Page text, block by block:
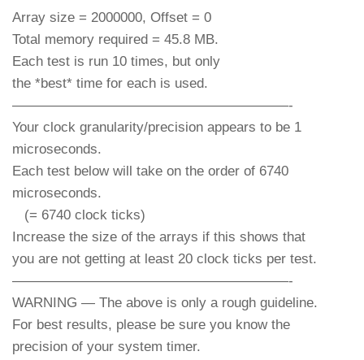
Array size = 2000000, Offset = 0
Total memory required = 45.8 MB.
Each test is run 10 times, but only
the *best* time for each is used.
————————————————————-
Your clock granularity/precision appears to be 1
microseconds.
Each test below will take on the order of 6740
microseconds.
(= 6740 clock ticks)
Increase the size of the arrays if this shows that
you are not getting at least 20 clock ticks per test.
————————————————————-
WARNING — The above is only a rough guideline.
For best results, please be sure you know the
precision of your system timer.